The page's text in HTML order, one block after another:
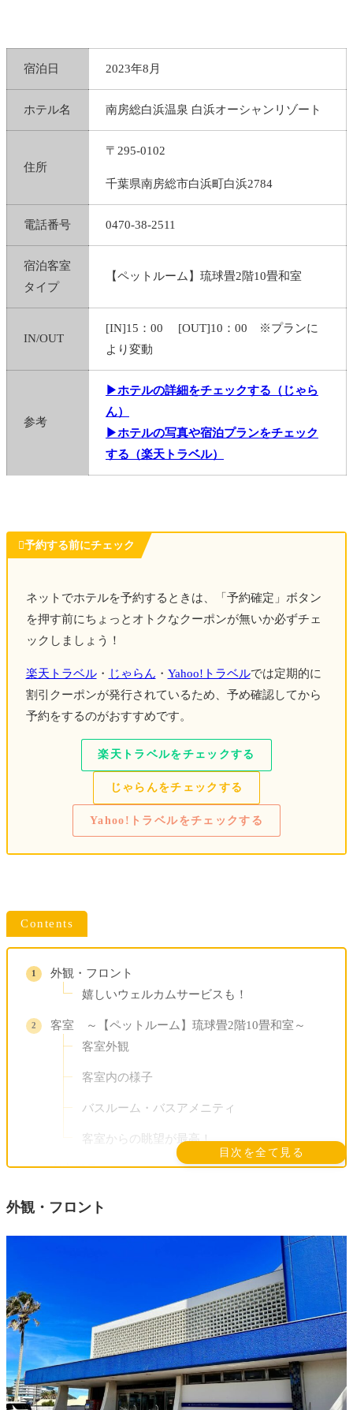
宿泊日 2023年8月
ホテル名 南房総白浜温泉 白浜オーシャンリゾート
住所
〒295-0102
千葉県南房総市白浜町白浜2784
電話番号 0470-38-2511
宿泊客室
タイプ
【ペットルーム】琉球畳2階10畳和室
IN/OUT
[IN]15：00 [OUT]10：00 ※プランに
より変動
参考
▶ホテルの詳細をチェックする（じゃら
ん）
▶ホテルの写真や宿泊プランをチェック
する（楽天トラベル）
予約する前にチェック
ネットでホテルを予約するときは、「予約確定」ボタン
を押す前にちょっとオトクなクーポンが無いか必ずチェ
ックしましょう！
楽天トラベル・ じゃらん ・ Yahoo!トラベルでは定期的に
割引クーポンが発行されているため、予め確認してから
予約をするのがおすすめです。
楽天トラベルをチェックする
じゃらんをチェックする
Yahoo!トラベルをチェックする
Contents
目次を全て見る
外観・フロント
嬉しいウェルカムサービスも！
客室 ～【ペットルーム】琉球畳2階10畳和室～
客室外観
客室内の様子
バスルーム・バスアメニティ
客室からの眺望が最高！
客室備品・アメニティ
外観・フロント